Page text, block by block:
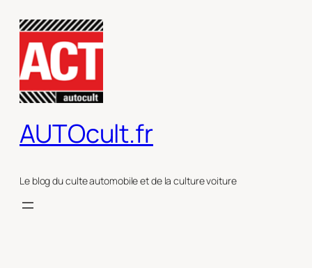
contenu
AUTOcult.fr
Le blog du culte automobile et de la culture voiture